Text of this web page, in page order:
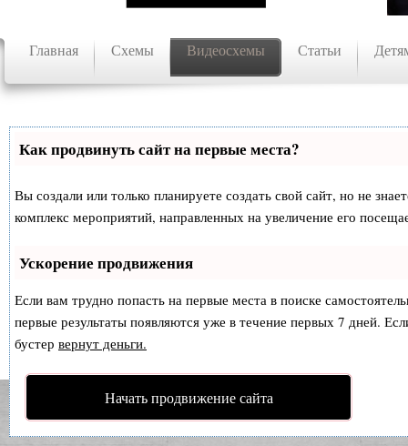
Главная Схемы Видеосхемы Статьи
Как продвинуть сайт на первые места?
Вы создали или только планируете создать свой сайт, но не
комплекс мероприятий, направленных на увеличение его
Ускорение продвижения
Если вам трудно попасть на первые места в поиске
первые результаты появляются уже в течение первых 7 дней.
бустер вернут деньги.
Начать продвижение сайта